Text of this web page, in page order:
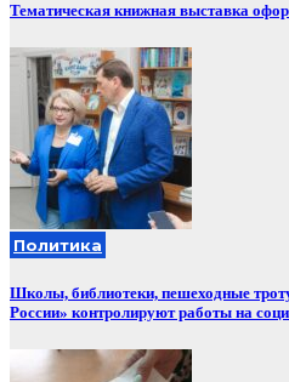
Тематическая книжная выставка
Политика
Школы, библиотеки, пешеходные
России» контролируют работы на